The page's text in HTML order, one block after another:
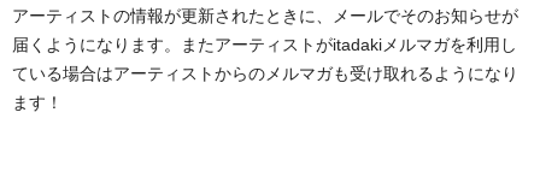
アーティストの情報が更新されたときに、メールでそのお知らせが
届くようになります。またアーティストがitadakiメルマガを利用し
ている場合はアーティストからのメルマガも受け取れるようになり
ます！